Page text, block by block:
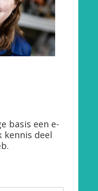
basis een e-
kennis deel